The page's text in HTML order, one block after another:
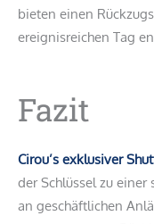
bieten einen
ereignisreichen Tag
Fazit
Cirou’s exklusiver
der Schlüssel zu
an geschäftlichen